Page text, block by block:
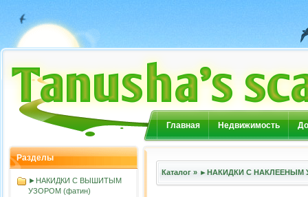
Главная Недвижимость
Разделы
►НАКИДКИ С ВЫШИТЫМ
УЗОРОМ (фатин)
Каталог » ►НАКИДКИ С НАКЛЕЕНЫМ